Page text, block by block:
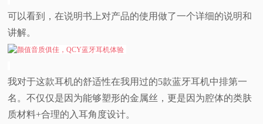
可以看到，在说明书上对产品的使用做了一个详细的说明和
讲解。
我对于这款耳机的舒适性在我用过的5款蓝牙耳机中排第一
名。不仅仅是因为能够塑形的金属丝，更是因为腔体的类肤
质材料+合理的入耳角度设计。